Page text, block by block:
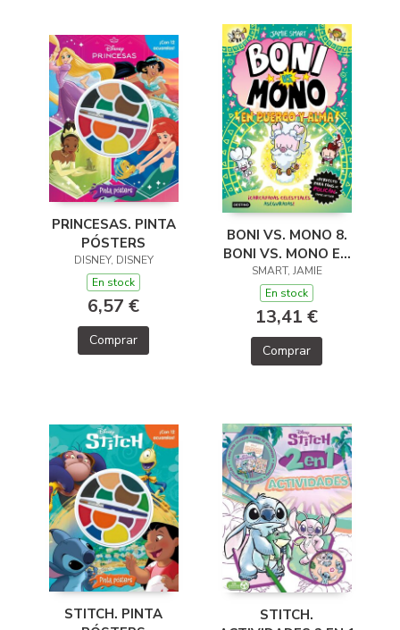
PRINCESAS. PINTA
PÓSTERS
DISNEY, DISNEY
En stock
6,57 €
Comprar
BONI VS. MONO 8.
BONI VS. MONO EN
PUERCO Y ALMA
SMART, JAMIE
En stock
13,41 €
Comprar
STITCH. PINTA
STITCH.